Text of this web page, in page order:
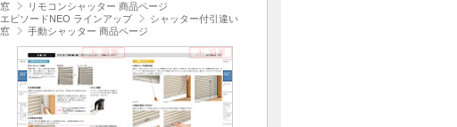
窓
リモコンシャッター 商品ページ
エピソードNEO ラインアップ
シャッター付引違い
窓
手動シャッター 商品ページ